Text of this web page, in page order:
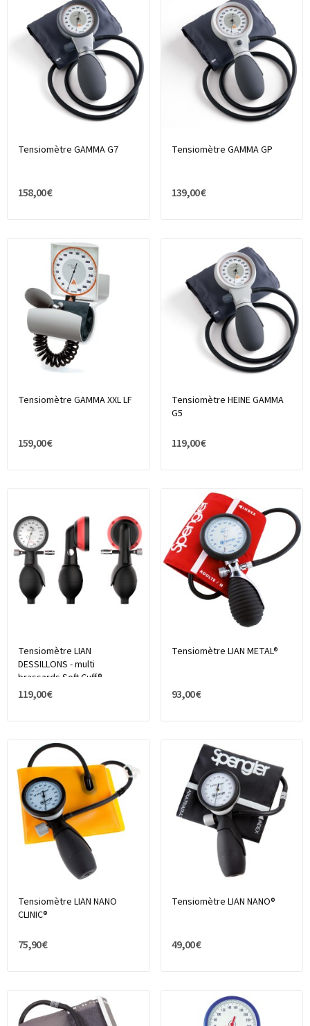
Tensiomètre GAMMA G7
158,00 €
Tensiomètre GAMMA GP
139,00 €
Tensiomètre GAMMA XXL LF
159,00 €
Tensiomètre HEINE GAMMA
G5
119,00 €
Tensiomètre LIAN
DESSILLONS - multi
brassards Soft Cuff®
119,00 €
Tensiomètre LIAN METAL®
93,00 €
Tensiomètre LIAN NANO
CLINIC®
75,90 €
Tensiomètre LIAN NANO®
49,00 €